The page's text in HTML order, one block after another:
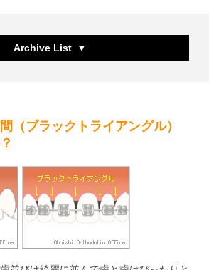
Archive List
（ブラックトライアングル）